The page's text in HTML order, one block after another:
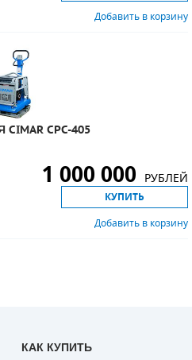
Добавить в корзину
CPC-405
1 000 000 РУБЛЕЙ
КУПИТЬ
Добавить в корзину
КАК КУПИТЬ